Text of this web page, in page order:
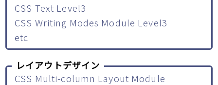
CSS Text Level3
CSS Writing Modes Module Level3
etc
レイアウトデザイン
CSS Multi-column Layout Module